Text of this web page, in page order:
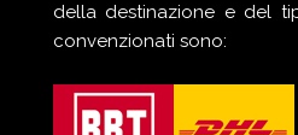
della destinazione e del
convenzionati sono: